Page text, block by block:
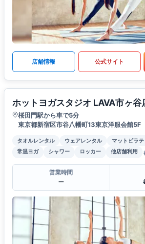
店舗情報 公式サイト
ホットヨガスタジオ LAVA市ヶ谷
桜田門駅から車で5分
東京都新宿区市谷八幡町13東京洋服会館5F
タオルレンタル ウェアレンタル マットピラテ
常温ヨガ
シャワー ロッカー 他店舗利用
営業時間
ー